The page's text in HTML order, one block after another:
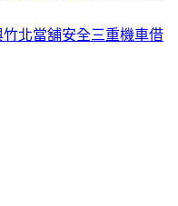
北當舖安全三重機車借